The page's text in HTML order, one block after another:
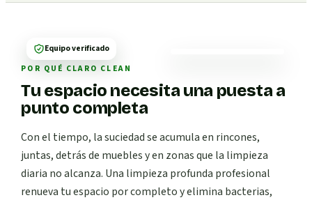
POR QUÉ CLARO CLEAN
Tu espacio necesita una puesta a
punto completa
Con el tiempo, la suciedad se acumula en rincones,
juntas, detrás de muebles y en zonas que la limpieza
diaria no alcanza. Una limpieza profunda profesional
renueva tu espacio por completo y elimina bacterias,
Equipo verificado